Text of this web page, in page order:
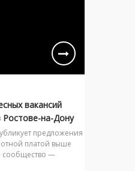
вакансий
Ростове-на-Дону
предложения
платой выше
сообщество —